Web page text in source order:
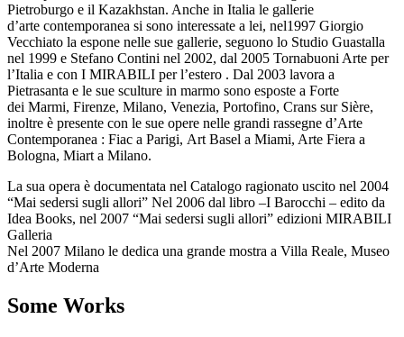
Pietroburgo e il Kazakhstan. Anche in Italia le gallerie
d’arte contemporanea si sono interessate a lei, nel1997 Giorgio
Vecchiato la espone nelle sue gallerie, seguono lo Studio Guastalla
nel 1999 e Stefano Contini nel 2002, dal 2005 Tornabuoni Arte per
l’Italia e con I MIRABILI per l’estero . Dal 2003 lavora a
Pietrasanta e le sue sculture in marmo sono esposte a Forte
dei Marmi, Firenze, Milano, Venezia, Portofino, Crans sur Sière,
inoltre è presente con le sue opere nelle grandi rassegne d’Arte
Contemporanea : Fiac a Parigi, Art Basel a Miami, Arte Fiera a
Bologna, Miart a Milano.
La sua opera è documentata nel Catalogo ragionato uscito nel 2004
“Mai sedersi sugli allori” Nel 2006 dal libro –I Barocchi – edito da
Idea Books, nel 2007 “Mai sedersi sugli allori” edizioni MIRABILI
Galleria
Nel 2007 Milano le dedica una grande mostra a Villa Reale, Museo
d’Arte Moderna
Some Works